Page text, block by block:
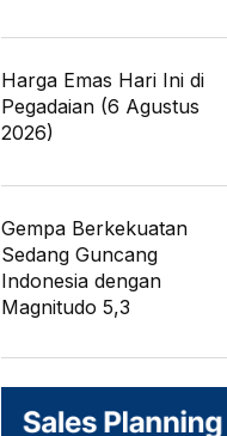
Harga Emas Hari Ini di
Pegadaian (6 Agustus
2026)
Gempa Berkekuatan
Sedang Guncang
Indonesia dengan
Magnitudo 5,3